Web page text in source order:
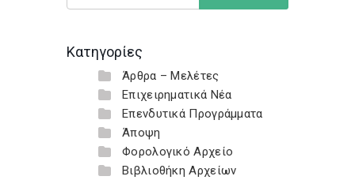
Κατηγορίες
Άρθρα – Μελέτες
Επιχειρηματικά Νέα
Επενδυτικά Προγράμματα
Άποψη
Φορολογικό Αρχείο
Βιβλιοθήκη Αρχείων